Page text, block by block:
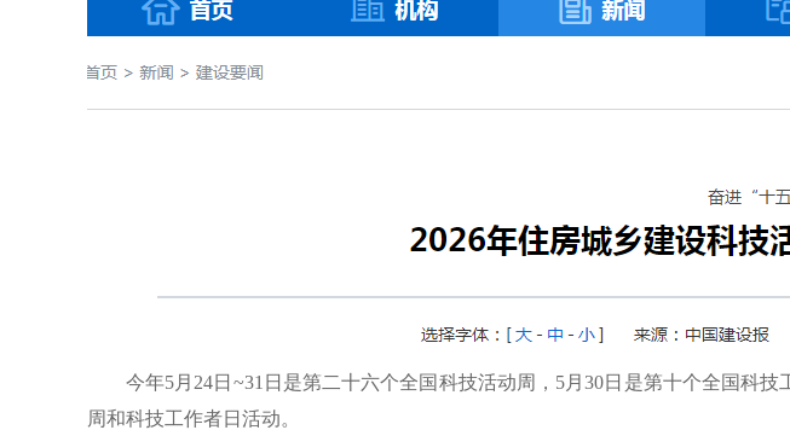
今年5月24日~31日是第二十六个全国科技活动周，5月30日是第十个全国科
周和科技工作者日活动。